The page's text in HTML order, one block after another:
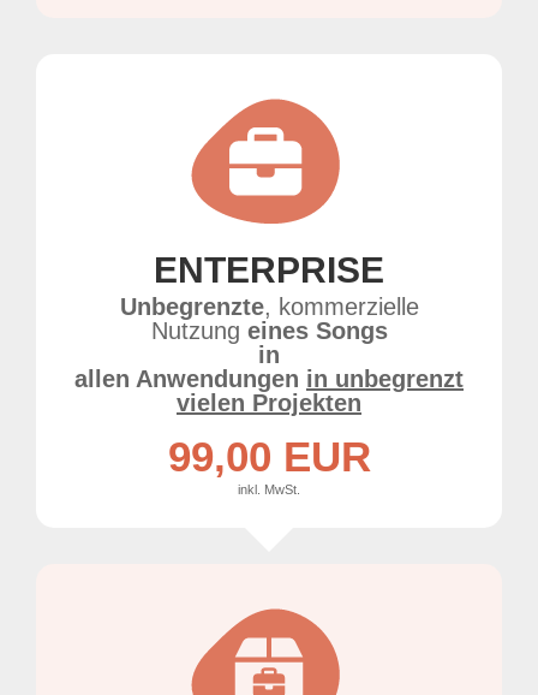
ENTERPRISE
Unbegrenzte, kommerzielle
Nutzung eines Songs
in
allen Anwendungen in unbegrenzt
vielen Projekten
99,00 EUR
inkl. MwSt.